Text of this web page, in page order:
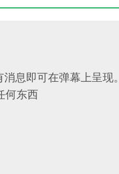
息即可在弹幕上呈现。
何东西